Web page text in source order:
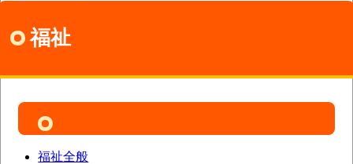
福祉
関連するカテゴリー
福祉全般